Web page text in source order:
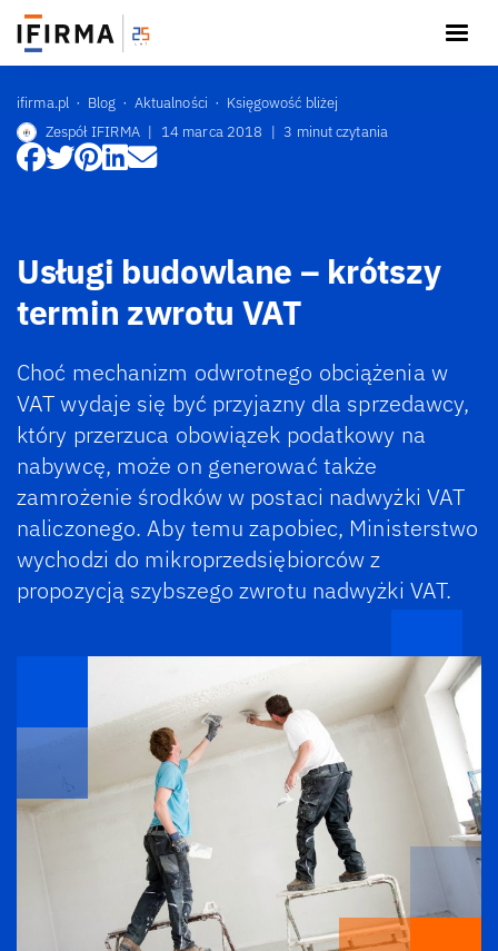
ifirma.pl Blog Aktualności
Księgowość bliżej
Zespół IFIRMA | 14 marca 2018 | 3 minut czytania
Usługi budowlane – krótszy
termin zwrotu VAT
Choć mechanizm odwrotnego obciążenia w
VAT wydaje się być przyjazny dla sprzedawcy,
który przerzuca obowiązek podatkowy na
nabywcę, może on generować także
zamrożenie środków w postaci nadwyżki VAT
naliczonego. Aby temu zapobiec, Ministerstwo
wychodzi do mikroprzedsiębiorców z
propozycją szybszego zwrotu nadwyżki VAT.